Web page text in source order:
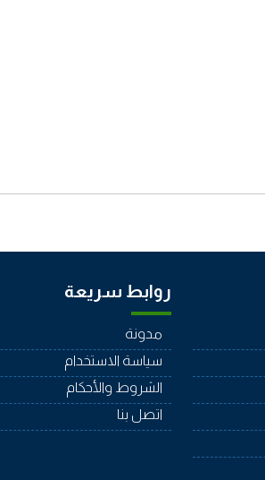
روابط سريعة
مدونة
سياسة الاستخدام
الشروط والأحكام
اتصل بنا